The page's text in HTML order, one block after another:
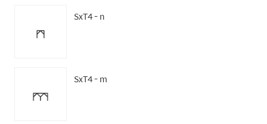
SxT4 - n
SxT4 - m